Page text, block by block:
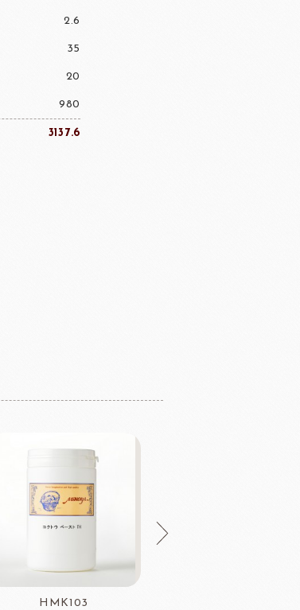
2.6
35
20
980
3137.6
HMK103